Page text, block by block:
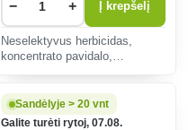
− + Į krepšelį
Neselektyvus herbicidas,
koncentrato pavidalo,
Sandėlyje > 20 vnt
Galite turėti rytoj, 07.08.